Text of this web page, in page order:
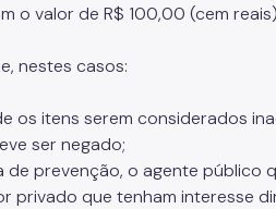
o valor de R$ 100,00 (cem
nestes casos:
os itens serem considerados
ser negado;
de prevenção, o agente
privado que tenham interesse